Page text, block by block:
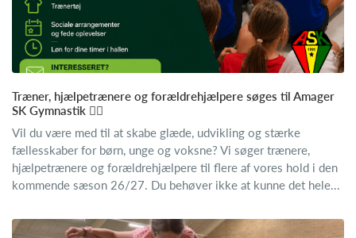
Træner, hjælpetrænere og forældrehjælpere søges til Amager
SK Gymnastik 🤸‍♂️
Vil du være med til at skabe glæde, udvikling og stærke
fællesskaber for børn, unge og voksne? Vi søger trænere,
hjælpetrænere og forældrehjælpere til flere af vores hold i den
kommende sæson 26/27. Du behøver ikke at kunne det hele...